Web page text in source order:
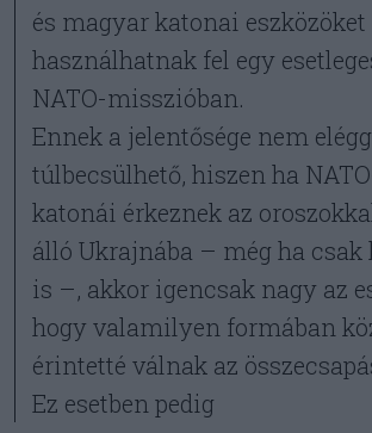
és magyar katonai
használhatnak fel egy
NATO-misszióban.
Ennek a jelentősége nem
túlbecsülhető, hiszen ha
katonái érkeznek az
álló Ukrajnába – még ha csak
is –, akkor igencsak nagy az
hogy valamilyen formában
érintetté válnak az
Ez esetben pedig